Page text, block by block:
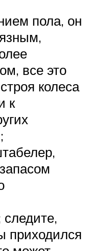
пола, он
все это
колеса
к
следите,
приходился